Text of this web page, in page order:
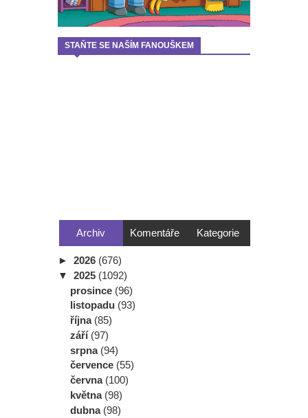
STAŇTE SE NAŠÍM FANOUŠKEM
Archiv Komentáře Kategorie
► 2026 (676)
▼ 2025 (1092)
prosince (96)
listopadu (93)
října (85)
září (97)
srpna (94)
července (55)
června (100)
května (98)
dubna (98)